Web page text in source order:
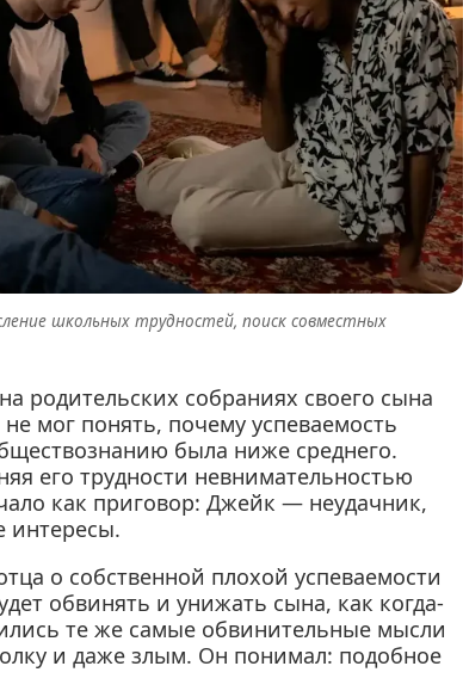
школьных трудностей, поиск совместных
родительских собраниях своего сына
мог понять, почему успеваемость
была ниже среднего.
его трудности невнимательностью
как приговор: Джейк — неудачник,
интересы.
о собственной плохой успеваемости
обвинять и унижать сына, как когда-
те же самые обвинительные мысли
и даже злым. Он понимал: подобное